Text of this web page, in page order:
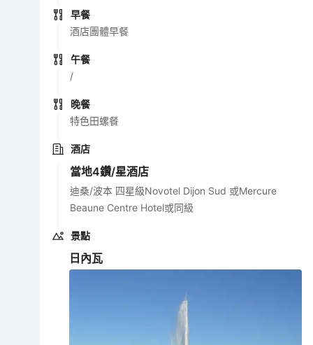
早餐
酒店團體早餐
午餐
/
晚餐
特色田螺餐
酒店
當地4鑽/星酒店
迪桑/波本 四星級Novotel Dijon Sud 或Mercure
Beaune Centre Hotel或同級
景點
日內瓦